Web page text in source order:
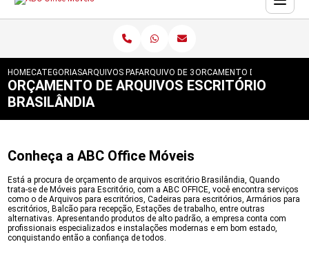
HOMECATEGORIASARQUIVOS PARA ESCRITORIOS
ARQUIVO DE 3 GAVETAS PARA
ORCAMENTO DE ARQUIVOS
ORÇAMENTO DE ARQUIVOS ESCRITÓRIO
BRASILÂNDIA
Conheça a ABC Office Móveis
Está a procura de orçamento de arquivos escritório Brasilândia, Quando
trata-se de Móveis para Escritório, com a ABC OFFICE, você encontra serviços
como o de Arquivos para escritórios, Cadeiras para escritórios, Armários para
escritórios, Balcão para recepção, Estações de trabalho, entre outras
alternativas. Apresentando produtos de alto padrão, a empresa conta com
profissionais especializados e instalações modernas e em bom estado,
conquistando então a confiança de todos.